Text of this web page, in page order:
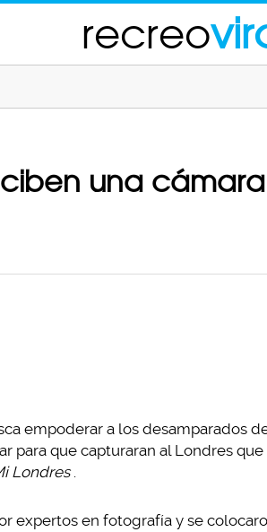
recreo
una
empoderar a los desamparados
para que capturaran al Londres
Londres .
expertos en fotografía y se